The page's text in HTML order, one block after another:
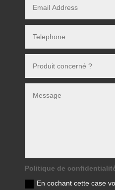
Politique de
En cochant cette case